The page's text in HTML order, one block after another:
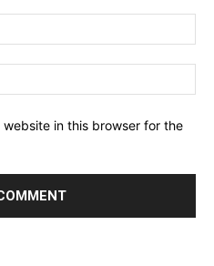
in this browser for the